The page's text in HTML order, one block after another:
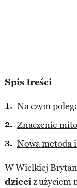
Spis treści
Na czym
Znaczenie
Nowa metoda
W Wielkiej
dzieciz użyciem